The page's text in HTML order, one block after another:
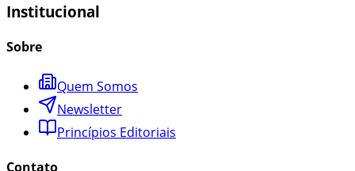
Institucional
Sobre
Quem Somos
Newsletter
Princípios Editoriais
Contato